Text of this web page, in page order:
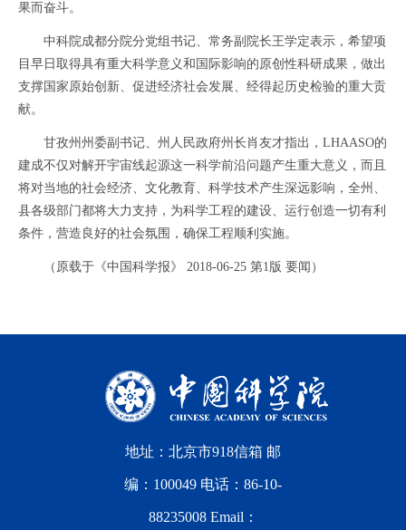
果而奋斗。
中科院成都分院分党组书记、常务副院长王学定表示，希望项
目早日取得具有重大科学意义和国际影响的原创性科研成果，做出
支撑国家原始创新、促进经济社会发展、经得起历史检验的重大贡
献。
甘孜州州委副书记、州人民政府州长肖友才指出，LHAASO的
建成不仅对解开宇宙线起源这一科学前沿问题产生重大意义，而且
将对当地的社会经济、文化教育、科学技术产生深远影响，全州、
县各级部门都将大力支持，为科学工程的建设、运行创造一切有利
条件，营造良好的社会氛围，确保工程顺利实施。
（原载于《中国科学报》 2018-06-25 第1版 要闻）
地址：北京市918信箱 邮
编：100049 电话：86-10-
88235008 Email：